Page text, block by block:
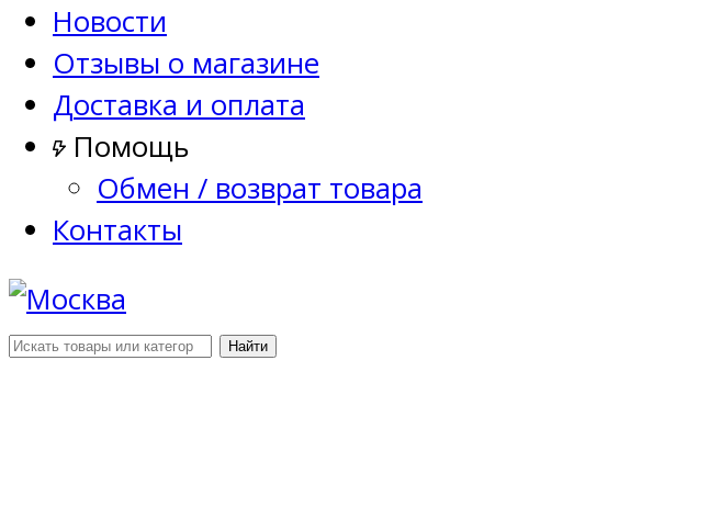
Новости
Отзывы о магазине
Доставка и оплата
Помощь
Обмен / возврат товара
Контакты
Найти